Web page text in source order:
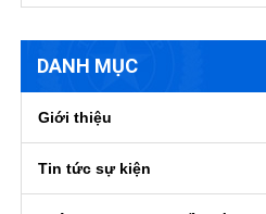
DANH MỤC
Giới thiệu
Tin tức sự kiện